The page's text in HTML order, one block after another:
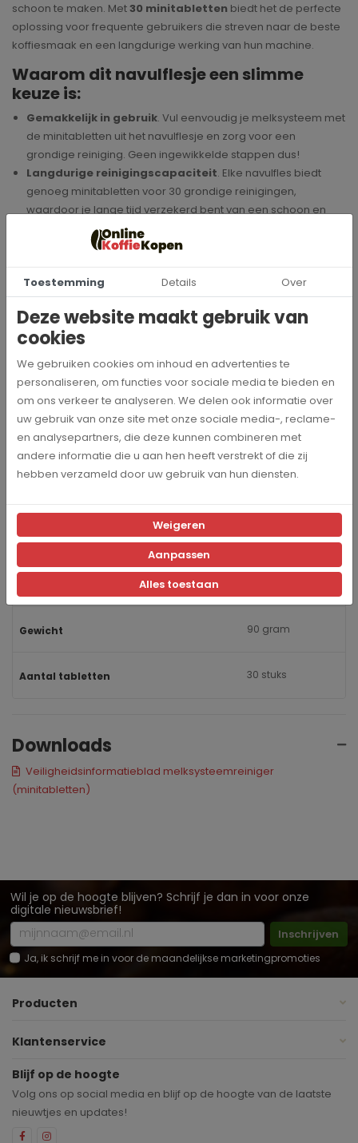
schoon te maken. Met30 minitabletten biedt het de perfecte
oplossing voor frequente gebruikers die streven naar de beste
koffiesmaak en een langdurige werking van hun machine.
Waarom dit navulflesje een slimme
keuze is:
Gemakkelijk in gebruik. Vul eenvoudig je melksysteem met
de minitabletten uit het navulflesje en zorg voor een
grondige reiniging. Geen ingewikkelde stappen dus!
Langdurige reinigingscapaciteit. Elke navulfles biedt
genoeg minitabletten voor 30 grondige reinigingen,
waardoor je lange tijd verzekerd bent van een schoon en
optimaal werkend systeem.
Verbeterde koffie-ervaring
koffie. Het navulflesje helpt je machine efficiënt te blijven
functioneren, waardoor je elke keer weer kunt genieten van
hoogwaardige koffie.
Vervang je oude navulflesje of vul je voorraad aan en ervaar de
voordelen van een perfect gereinigd melksysteem. Bestel
vandaag nog en houd je JURA in topconditie!
Ontdek ook onze JURAonderhoudspakketten , waarmee het
onderhoud van je machine nog eenvoudiger wordt.
Artikelnummer 24157
Gewicht 90 gram
Aantal tabletten 30 stuks
Downloads
Veiligheidsinformatieblad melksysteemreiniger
(minitabletten)
Wil je op de hoogte blijven? Schrijf je dan in voor onze
digitale nieuwsbrief!
Inschrijven
Ja, ik schrijf me in voor de maandelijkse marketingpromoties
Producten
Klantenservice
Blijf op de hoogte
Volg ons op social media en blijf op de hoogte van de laatste
nieuwtjes en updates!
Toestemming Details Over
Deze website maakt gebruik van
cookies
We gebruiken cookies om inhoud en advertenties te
personaliseren, om functies voor sociale media te bieden en
om ons verkeer te analyseren. We delen ook informatie over
uw gebruik van onze site met onze sociale media-, reclame-
en analysepartners, die deze kunnen combineren met
andere informatie die u aan hen heeft verstrekt of die zij
hebben verzameld door uw gebruik van hun diensten.
Weigeren
Aanpassen
Alles toestaan